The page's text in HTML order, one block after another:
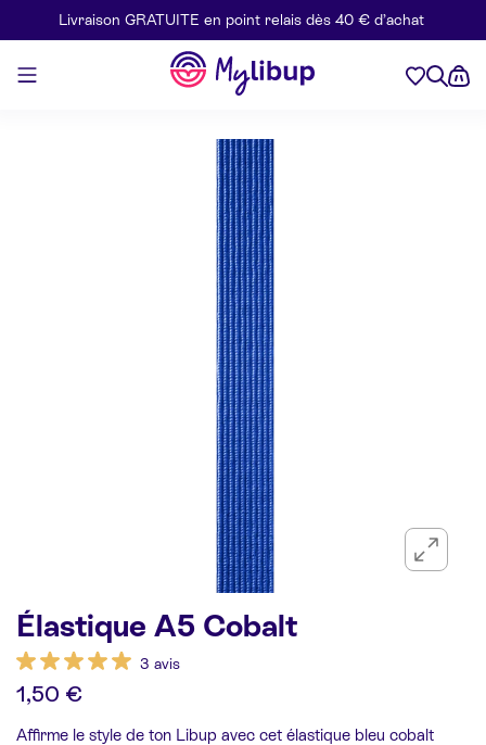
Aller au contenu
Livraison GRATUITE en point relais dès 40 € d’achat
Mylibup
Élastique A5 Cobalt
3 avis
1,50 €
Affirme le style de ton Libup avec cet élastique bleu cobalt